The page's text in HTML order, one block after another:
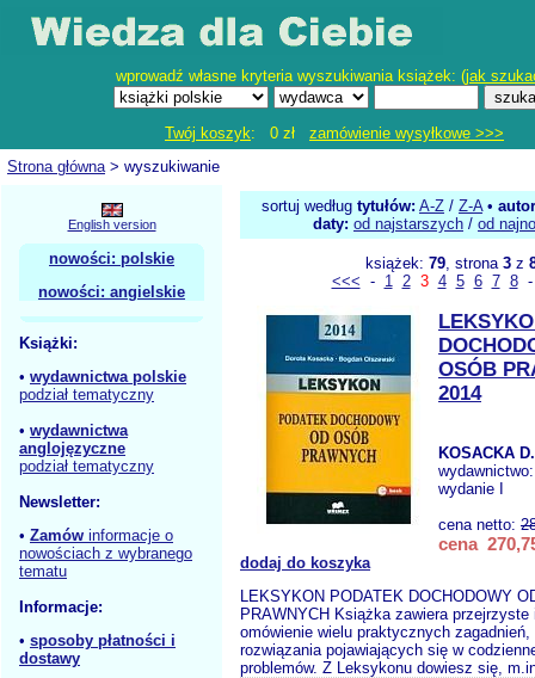
wprowadź własne kryteria wyszukiwania książek: (jak
Twój koszyk: 0 zł zamówienie wysyłkowe >>>
Strona główna> wyszukiwanie
English version
nowości: polskie
nowości: angielskie
Książki:
• wydawnictwa polskie
podział tematyczny
• wydawnictwa
anglojęzyczne
podział tematyczny
Newsletter:
• Zamów informacje o
nowościach z wybranego
tematu
Informacje:
• sposoby płatności i
dostawy
sortuj według tytułów: A-Z / Z-A•
daty: od najstarszych / od
książek: 79, strona 3z
<<< - 1 2 3 4 5 6 7 8
OSÓB
2014
KOSACKA
wydanie I
cena netto:
cena
dodaj do koszyka
LEKSYKON PODATEK DOCHODOWY
PRAWNYCH Książka zawiera przejrzyste
omówienie wielu praktycznych
rozwiązania pojawiających się w
problemów. Z Leksykonu dowiesz się,